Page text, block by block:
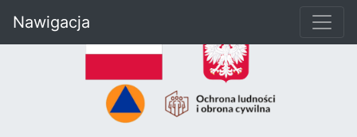
Nawigacja